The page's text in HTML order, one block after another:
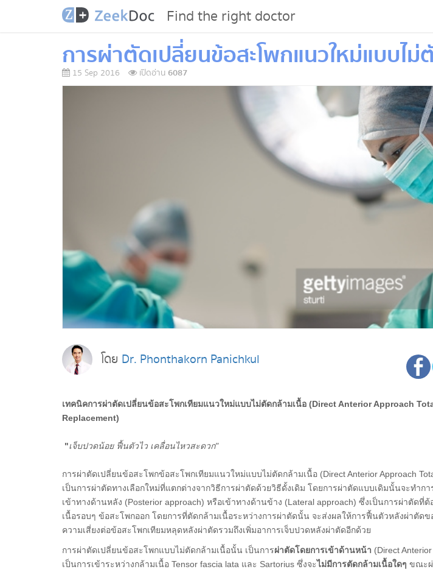
Find the right doctor
การผ่าตัดเปลี่ยนข้อสะโพกแนวใหม่แบบไม่
15 Sep 2016 เปิดอ่าน 6087
โดย Dr. Phonthakorn Panichkul
เทคนิคการผ่าตัดเปลี่ยนข้อสะโพกเทียมแนวใหม่แบบไม่ตัดกล้ามเนื้อ (Direct Anterior Approach
Replacement)
"เจ็บปวดน้อย ฟื้นตัวไว เคลื่อนไหวสะดวก"
การผ่าตัดเปลี่ยนข้อสะโพกข้อสะโพกเทียมแนวใหม่แบบไม่ตัดกล้ามเนื้อ (Direct Anterior Approach
เป็นการผ่าตัดทางเลือกใหม่ที่แตกต่างจากวิธีการผ่าตัดด้วยวิธีดั้งเดิม โดยการผ่าตัดแบบเดิมนั้นจะทำก
เข้าทางด้านหลัง (Posterior approach) หรือเข้าทางด้านข้าง (Lateral approach) ซึ่งเป็นการผ่าตัดที่
เนื้อรอบๆ ข้อสะโพกออก โดยการที่ตัดกล้ามเนื้อระหว่างการผ่าตัดนั้น จะส่งผลให้การฟื้นตัวหลังผ่าตัดข
ความเสี่ยงต่อข้อสะโพกเทียมหลุดหลังผ่าตัดรวมถึงเพิ่มอาการเจ็บปวดหลังผ่าตัดอีกด้วย
การผ่าตัดเปลี่ยนข้อสะโพกแบบไม่ตัดกล้ามเนื้อนั้น เป็นการผ่าตัดโดยการเข้าด้านหน้า (Direct
เป็นการเข้าระหว่างกล้ามเนื้อ Tensor fascia lata และ Sartorius ซึ่งจะไม่มีการตัดกล้ามเนื้อใดๆ ขณะผ่